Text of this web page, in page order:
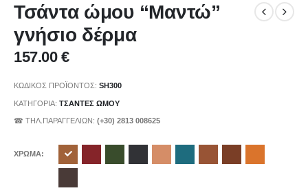
Τσάντα ώμου “Μαντώ”
γνήσιο δέρμα
157.00 €
ΚΩΔΙΚΌΣ ΠΡΟΪΌΝΤΟΣ: SH300
ΚΑΤΗΓΟΡΊΑ: ΤΣΑΝΤΕΣ ΩΜΟΥ
☎ ΤΗΛ.ΠΑΡΑΓΓΕΛΙΩΝ: (+30) 2813 008625
ΧΡΩΜΑ